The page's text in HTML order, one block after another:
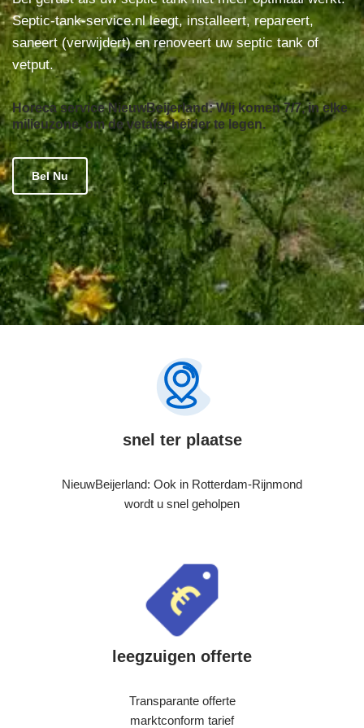
Septic-tank-service.nl leegt, installeert, repareert,
saneert (verwijdert) en renoveert uw septic tank of
vetput.
Horeca service NieuwBeijerland: Wij komen 7/7, in elke
milieuzone, om de vetafscheider te legen.
Bel Nu
snel ter plaatse
NieuwBeijerland: Ook in Rotterdam-Rijnmond
wordt u snel geholpen
leegzuigen offerte
Transparante offerte
marktconform tarief